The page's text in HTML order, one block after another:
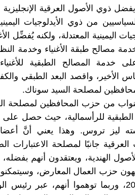
ذوي الأصول العرقية
من ذوي الأيدلوجيات
اليمينية المعتدلة، ولكنه يُفضِّل
مصالح طبقة الأغنياء وخدمة
خدمة المصالح الطبقية
الأخير، واقصد البعد الطبقي
لمصلحة السيد سوناك.
من حزب المحافظين لمصلحة
ليز تروس. وهذا يعني أنَّ
العرقية جانبًا لمصلحة الاعتبارات
الهندية، ويعتقدون أنهم
حزب العمال المعارض،
الانتخابات المقبلة سنة 2024، وربما توهموا أنهم،